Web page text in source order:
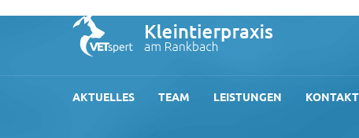
AKTUELLES TEAM LEISTUNGEN KONTAKT